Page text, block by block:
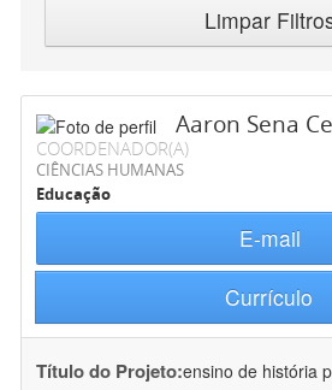
Limpar
Aaron Sena
COORDENADOR(A)
CIÊNCIAS HUMANAS
Educação
E-mail
Currículo
Título do Projeto:ensino de história